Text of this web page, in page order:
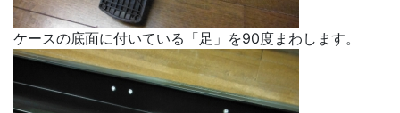
ケースの底面に付いている「足」を90度まわします。